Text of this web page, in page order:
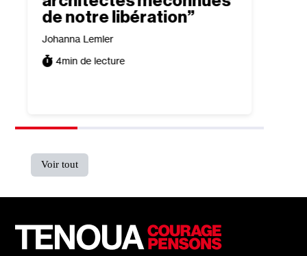
de notre libération”
Johanna Lemler
4min de lecture
Voir tout